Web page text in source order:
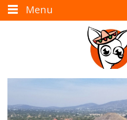
Menu